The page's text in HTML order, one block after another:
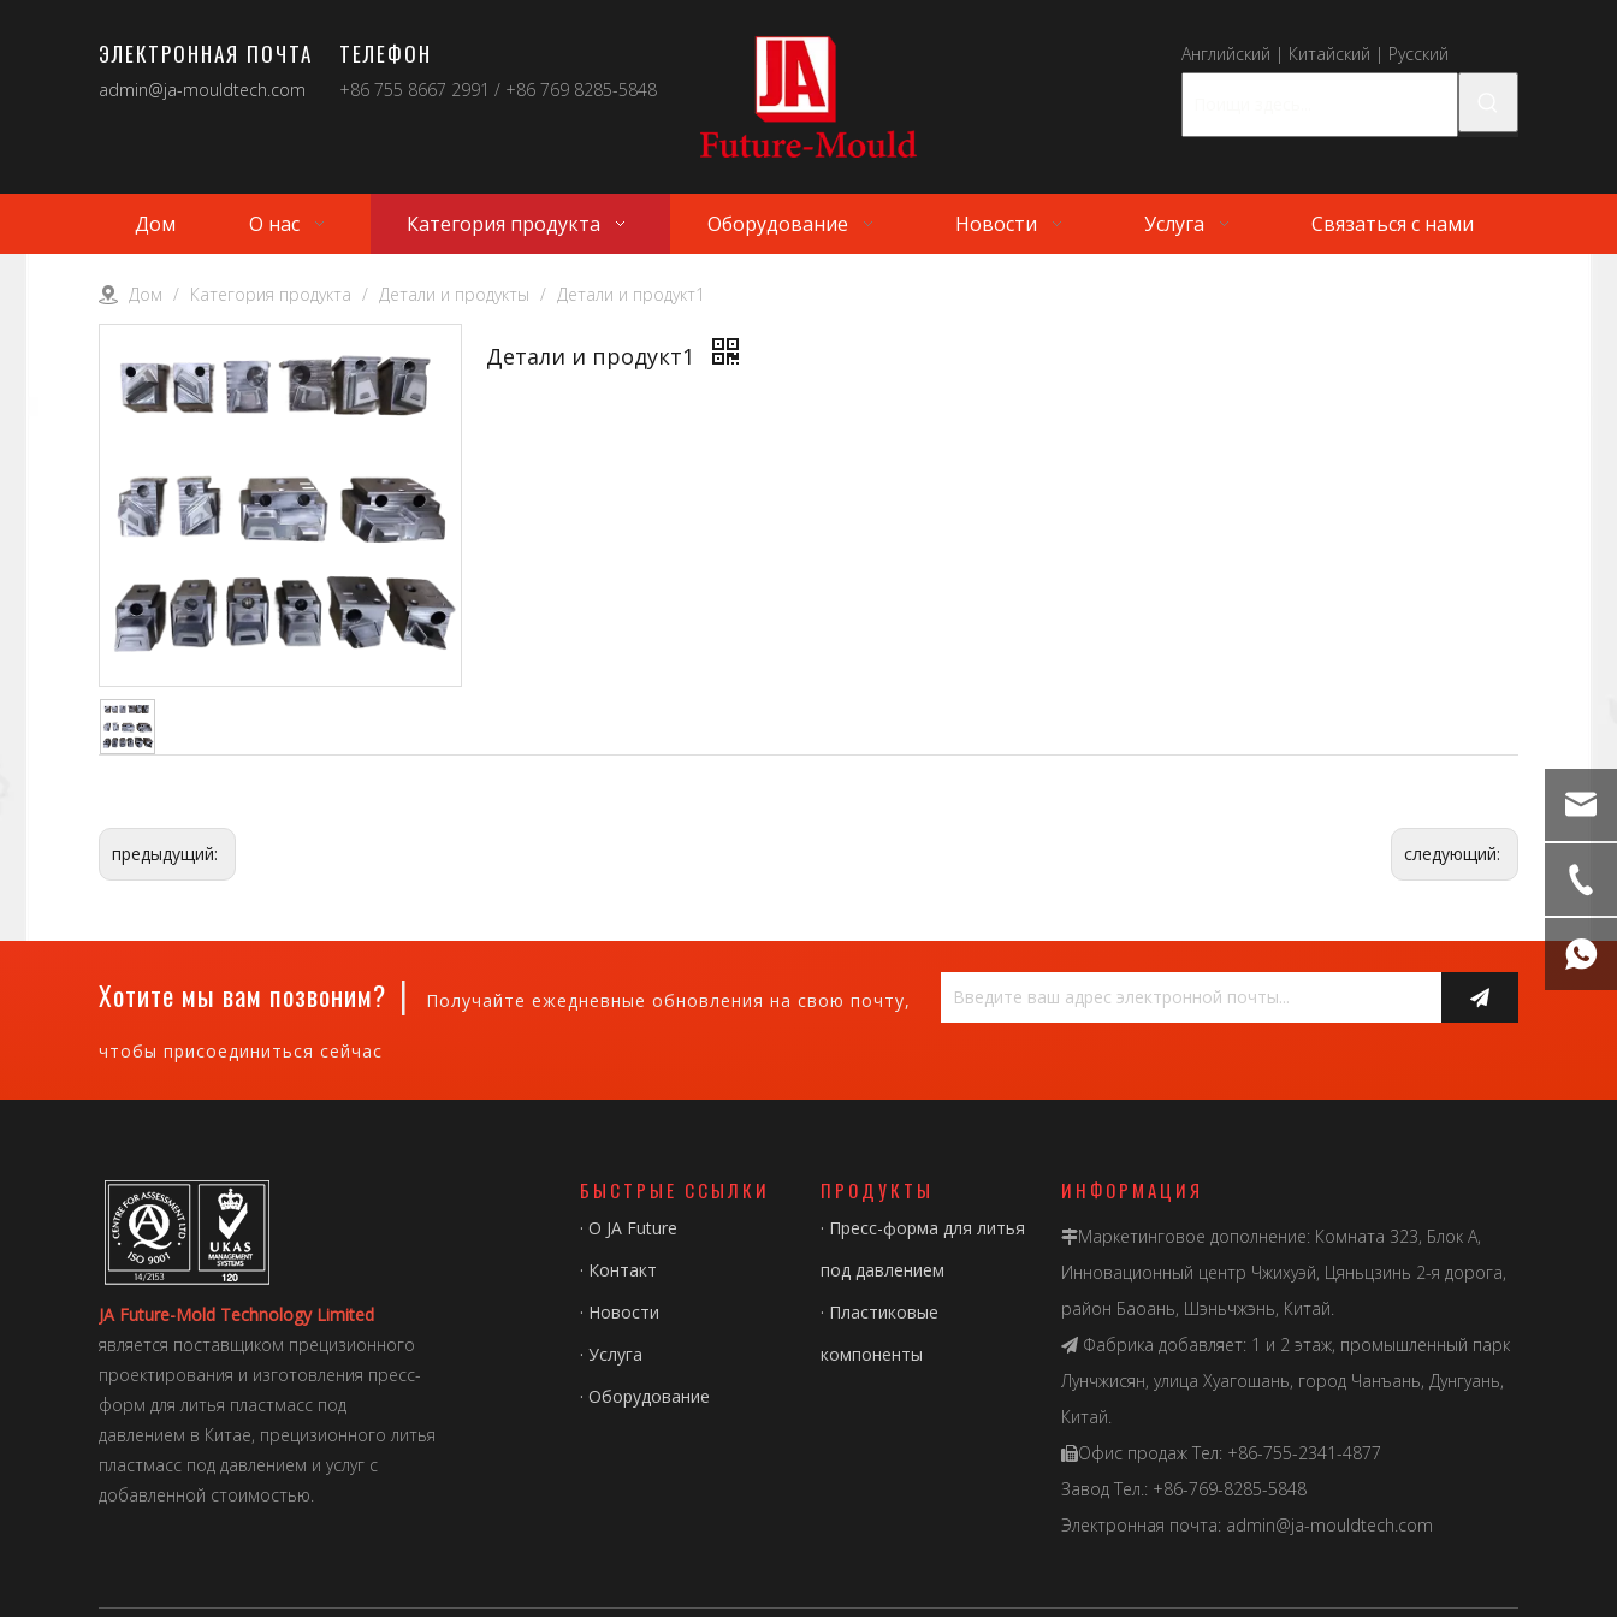
ЭЛЕКТРОННАЯ ПОЧТА
admin@ja-mouldtech.com
ТЕЛЕФОН
+86 755 8667 2991 / +86 769 8285-5848
Английский | Китайский | Русский
Дом О нас Категория продукта Оборудование Новости Услуга Связаться с нами
Дом / Категория продукта / Детали и продукты / Детали и продукт1
Детали и продукт1
предыдущий: следующий:
Хотите мы вам позвоним? | Получайте ежедневные обновления на свою почту,
чтобы присоединиться сейчас
JA Future-Mold Technology Limited
является поставщиком прецизионного
проектирования и изготовления пресс-
форм для литья пластмасс под
давлением в Китае, прецизионного литья
пластмасс под давлением и услуг с
добавленной стоимостью.
БЫСТРЫЕ ССЫЛКИ
· О JA Future
· Контакт
· Новости
· Услуга
· Оборудование
ПРОДУКТЫ
· Пресс-форма для литья
под давлением
· Пластиковые
компоненты
ИНФОРМАЦИЯ
Маркетинговое дополнение: Комната 323, Блок А,
Инновационный центр Чжихуэй, Цяньцзинь 2-я дорога,
район Баоань, Шэньчжэнь, Китай.
 Фабрика добавляет: 1 и 2 этаж, промышленный парк
Лунчжисян, улица Хуагошань, город Чанъань, Дунгуань,
Китай.
Офис продаж Тел: +86-755-2341-4877
Завод Тел.: +86-769-8285-5848
Электронная почта: admin@ja-mouldtech.com